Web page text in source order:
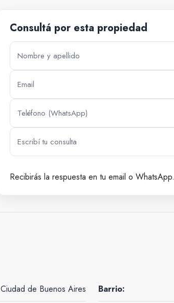
Consultá por esta propiedad
Recibirás la respuesta en tu email o WhatsApp.
Ciudad de Buenos Aires Barrio: